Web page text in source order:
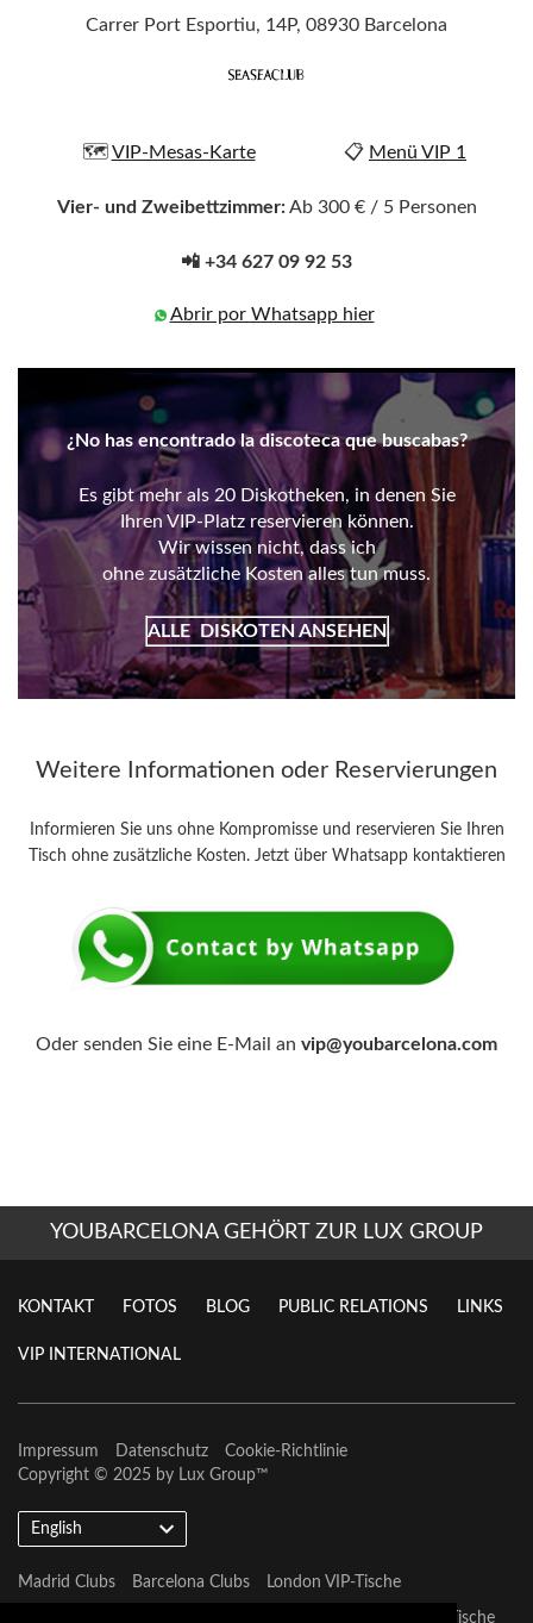
Carrer Port Esportiu, 14P, 08930 Barcelona
🗺️ VIP-Mesas-Karte 📋 Menü VIP 1
Vier- und Zweibettzimmer:Ab 300 € / 5 Personen
📲 +34 627 09 92 53
Abrir por Whatsapp hier
¿No has encontrado la discoteca que buscabas?
Es gibt mehr als 20 Diskotheken, in denen Sie
Ihren VIP-Platz reservieren können.
Wir wissen nicht, dass ich
ohne zusätzliche Kosten alles tun muss.
ALLE DISKOTEN ANSEHEN
Weitere Informationen oder Reservierungen
Informieren Sie uns ohne Kompromisse und reservieren Sie Ihren
Tisch ohne zusätzliche Kosten. Jetzt über Whatsapp kontaktieren
Oder senden Sie eine E-Mail an vip@youbarcelona.com
YOUBARCELONA GEHÖRT ZUR LUX GROUP
KONTAKT FOTOS BLOG PUBLIC RELATIONS LINKS
VIP INTERNATIONAL
Impressum Datenschutz
Cookie-Richtlinie
Copyright © 2025 by Lux Group™
English
Madrid Clubs Barcelona Clubs London VIP-Tische
Las Vegas VIP-Tische